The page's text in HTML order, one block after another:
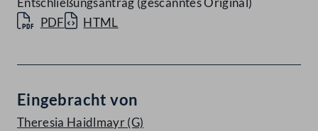
PDF
HTML
Eingebracht von
Theresia Haidlmayr(G)